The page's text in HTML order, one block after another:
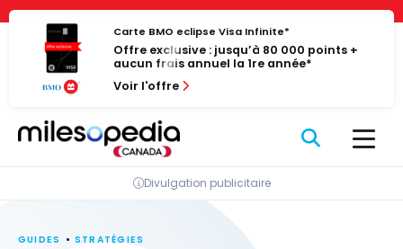
Panneau de gestion des cookies
Passer
contenu
Carte BMO eclipse Visa Infinite*
Offre exclusive : jusqu’à 80 000 points +
aucun frais annuel la 1re année*
Voir l'offre
Divulgation publicitaire
GUIDES STRATÉGIES